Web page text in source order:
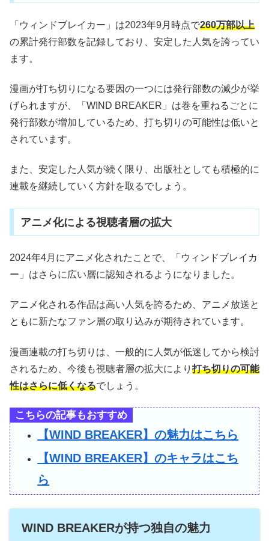
「ウィンドブレイカー」は2023年9月時点で260万部以上
の累計発行部数を記録しており、安定した人気を誇ってい
ます。
漫画が打ち切りになる要因の一つには発行部数の減少が挙
げられますが、「 WIND BREAKER 」は巻を重ねるごとに
発行部数が増加しているため、打ち切りの可能性は低いと
されています。
また、安定した人気が続く限り、出版社としても積極的に
連載を継続していく方針を取るでしょう。
アニメ化による視聴者層の拡大
2024年4月にアニメ化されたことで、「ウィンドブレイカ
ー」はさらに広い層に認知されるようになりました。
アニメ化される作品は高い人気を誇るため、アニメ放送と
ともに新たなファン層の取り込みが期待されています。
漫画連載の打ち切りは、一般的に人気が低迷してから検討
されるため、今後も視聴者層の拡大により 打ち切りの可能
性はさらに低くなるでしょう。
こちらの記事もおすすめ
【WIND BREAKER】の魅力はこちら
【WIND BREAKER】のキャラはこち
ら
WIND BREAKERが持つ独自の魅力